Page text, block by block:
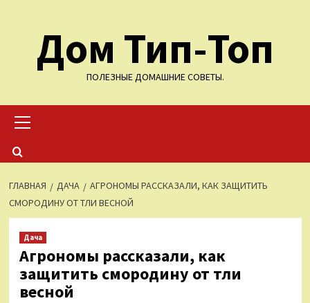
содержимомуДом Тип-Топ
ПОЛЕЗНЫЕ ДОМАШНИЕ СОВЕТЫ.
меню
ГЛАВНАЯ ДАЧА
АГРОНОМЫ РАССКАЗАЛИ, КАК ЗАЩИТИТЬ
СМОРОДИНУ ОТ ТЛИ ВЕСНОЙ
Дача
Агрономы рассказали, как
защитить смородину от тли
весной